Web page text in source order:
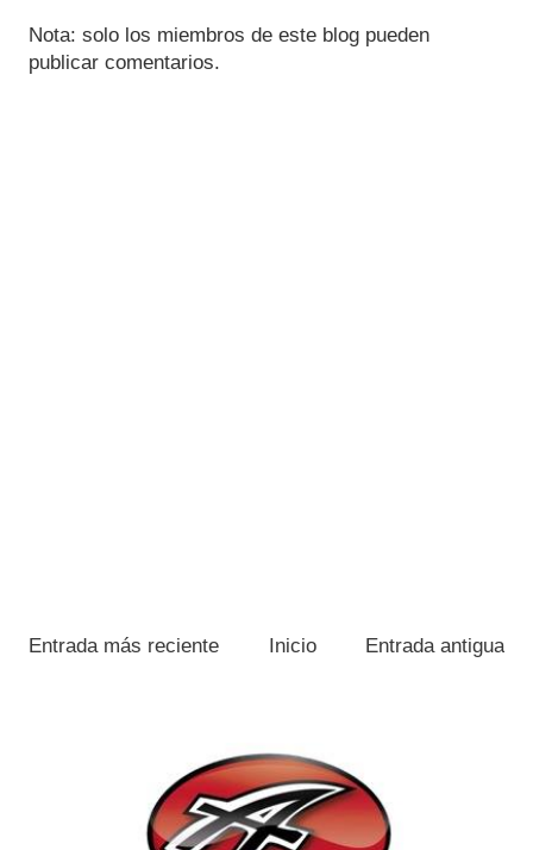
Nota: solo los miembros de este blog pueden
publicar comentarios.
Entrada más reciente Entrada antigua
Inicio